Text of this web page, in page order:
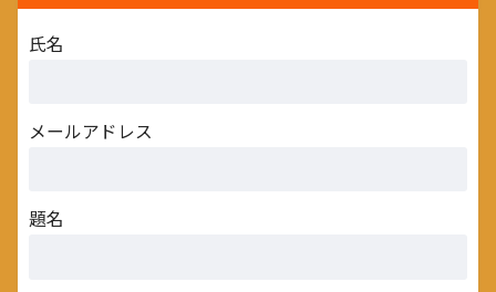
氏名
メールアドレス
題名